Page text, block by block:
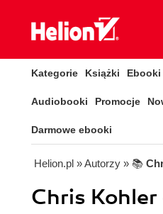
Kategorie Książki Ebooki
Audiobooki Promocje
Darmowe ebooki
Helion.pl » Autorzy » 📚
Chris